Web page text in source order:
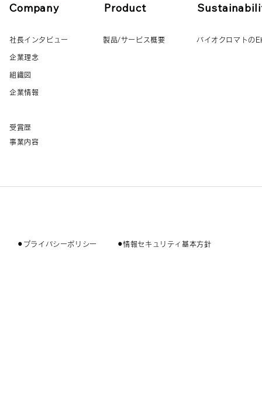
Company
社長インタビュー
企業理念
組織図
企業情報
受賞歴
Product
製品/サービス概要
事業内容
バイオクロマトの
⚫︎プライバシーポリシー ⚫︎情報セキュリティ基本方針